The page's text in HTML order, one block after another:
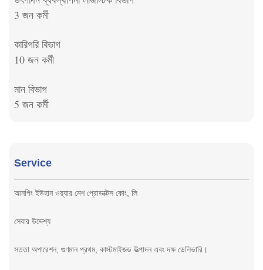
3 জন কর্মী
কারিগরি বিভাগ
10 জন কর্মী
মান বিভাগ
5 জন কর্মী
Service
আনপিং ইউহান ওয়্যার মেশ প্রোডাক্টস কোং, লি
সেবার উদ্দেশ্য
সততা অপারেশন, গুণমান প্রথম, কাস্টমাইজড উত্পাদন এবং দক্ষ ডেলিভারি।